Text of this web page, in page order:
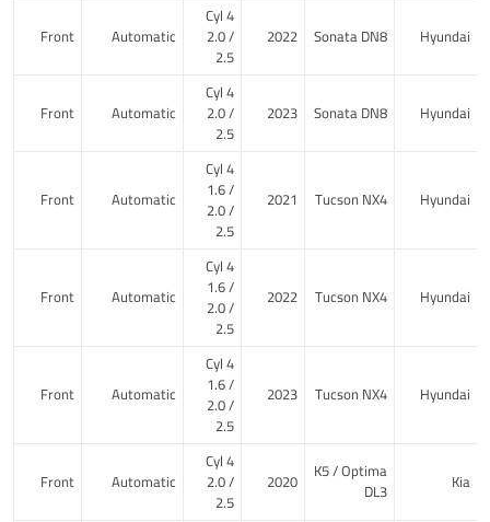
Hyundai
Sonata DN8
2022
4 Cyl
2.0 /
2.5
Automatic
Front
Hyundai
Sonata DN8
2023
4 Cyl
2.0 /
2.5
Automatic
Front
Hyundai
Tucson NX4
2021
4 Cyl
1.6 /
2.0 /
2.5
Automatic
Front
Hyundai
Tucson NX4
2022
4 Cyl
1.6 /
2.0 /
2.5
Automatic
Front
Hyundai
Tucson NX4
2023
4 Cyl
1.6 /
2.0 /
2.5
Automatic
Front
Kia
K5 / Optima
DL3
2020
4 Cyl
2.0 /
2.5
Automatic
Front